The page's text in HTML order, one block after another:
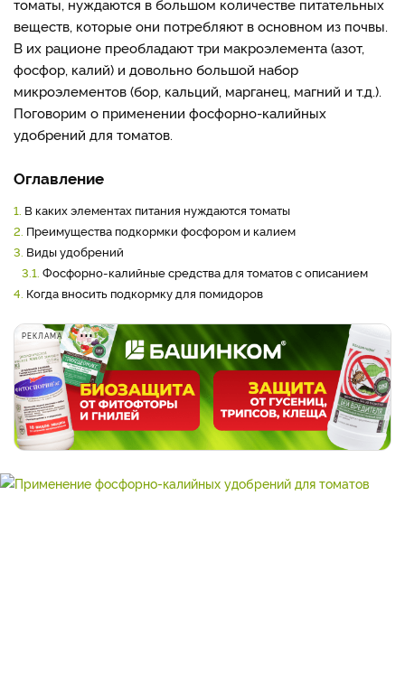
томаты, нуждаются в большом количестве питательных
веществ, которые они потребляют в основном из почвы.
В их рационе преобладают три макроэлемента (азот,
фосфор, калий) и довольно большой набор
микроэлементов (бор, кальций, марганец, магний и т.д.).
Поговорим о применении фосфорно-калийных
удобрений для томатов.
Оглавление
1. В каких элементах питания нуждаются томаты
2. Преимущества подкормки фосфором и калием
3. Виды удобрений
3.1. Фосфорно-калийные средства для томатов с описанием
4. Когда вносить подкормку для помидоров
РЕКЛАМА